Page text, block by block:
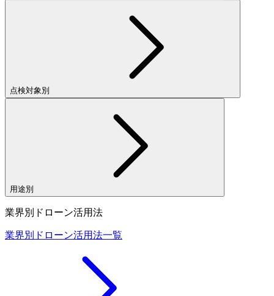
点検対象別
用途別
業界別ドローン活用法
業界別ドローン活用法一覧